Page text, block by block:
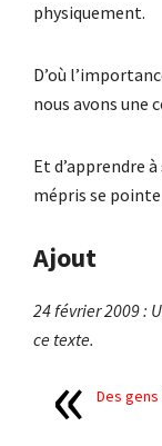
physiquement.
D’où
nous avons
Et d’apprendre
mépris se
Ajout
24 février 2009 :
ce texte.
Des